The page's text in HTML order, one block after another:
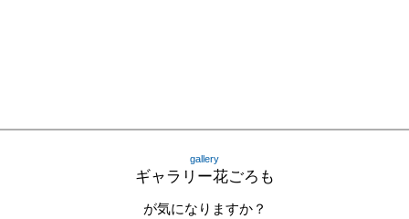
gallery
ギャラリー花ごろも
が気になりますか？